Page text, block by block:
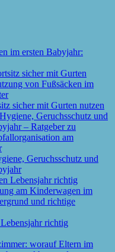
im ersten Babyjahr:
sicher mit Gurten nutzen
Geruchsschutz und
richtig